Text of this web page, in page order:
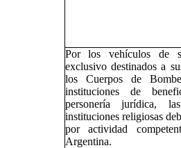
Por los vehículos de
exclusivo destinados a
los Cuerpos de
instituciones de
personería jurídica,
instituciones religiosas
por actividad
Argentina.